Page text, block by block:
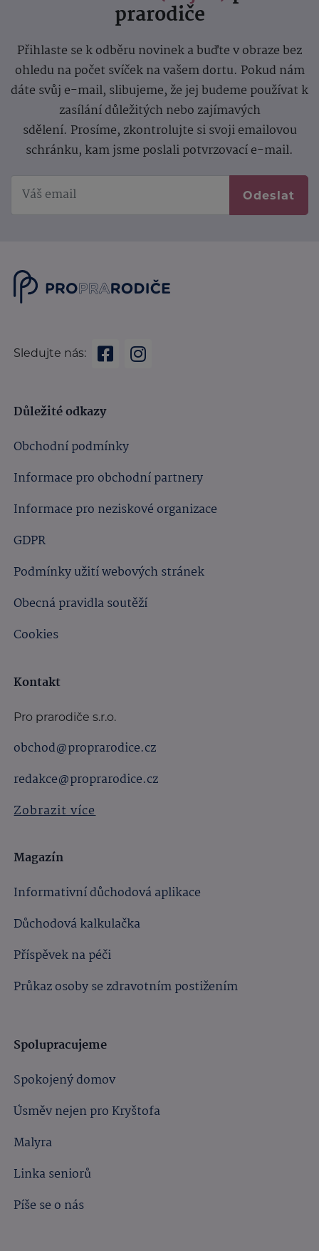
prarodiče
Přihlaste se k odběru novinek a buďte v obraze bez
ohledu na počet svíček na vašem dortu. Pokud nám
dáte svůj e-mail, slibujeme, že jej budeme používat k
zasílání důležitých nebo zajímavých
sdělení. Prosíme, zkontrolujte si svoji emailovou
schránku, kam jsme poslali potvrzovací e-mail.
Odeslat
Sledujte nás:
Důležité odkazy
Obchodní podmínky
Informace pro obchodní partnery
Informace pro neziskové organizace
GDPR
Podmínky užití webových stránek
Obecná pravidla soutěží
Cookies
Kontakt
Pro prarodiče s.r.o.
obchod@proprarodice.cz
redakce@proprarodice.cz
Zobrazit více
Magazín
Informativní důchodová aplikace
Důchodová kalkulačka
Příspěvek na péči
Průkaz osoby se zdravotním postižením
Spolupracujeme
Spokojený domov
Úsměv nejen pro Kryštofa
Malyra
Linka seniorů
Píše se o nás